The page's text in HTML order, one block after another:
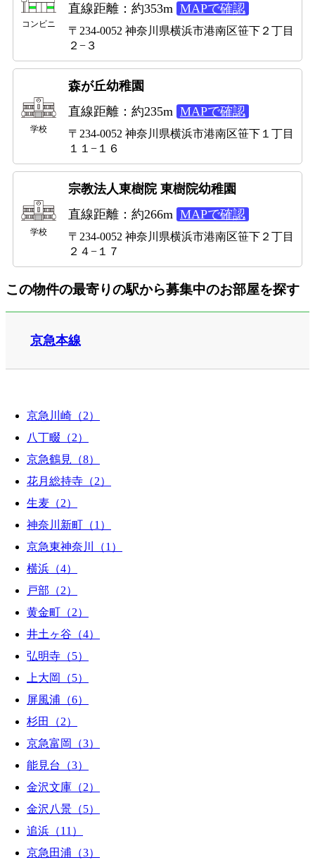
コンビニ
直線距離：約353m MAPで確認
〒234-0052 神奈川県横浜市港南区笹下２丁目
２−３
学校
森が丘幼稚園
直線距離：約235m MAPで確認
〒234-0052 神奈川県横浜市港南区笹下１丁目
１１−１６
学校
宗教法人東樹院 東樹院幼稚園
直線距離：約266m MAPで確認
〒234-0052 神奈川県横浜市港南区笹下２丁目
２４−１７
この物件の最寄りの駅から募集中のお部屋を探す
京急本線
京急川崎（2）
八丁畷（2）
京急鶴見（8）
花月総持寺（2）
生麦（2）
神奈川新町（1）
京急東神奈川（1）
横浜（4）
戸部（2）
黄金町（2）
井土ヶ谷（4）
弘明寺（5）
上大岡（5）
屏風浦（6）
杉田（2）
京急富岡（3）
能見台（3）
金沢文庫（2）
金沢八景（5）
追浜（11）
京急田浦（3）